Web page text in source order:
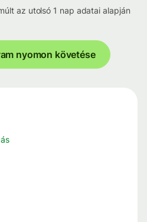
az utolsó 1 nap adatai alapján
nyomon követése